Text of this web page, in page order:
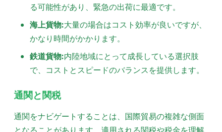
る可能性があり、緊急の出荷に最適です。
海上貨物:大量の場合はコスト効率が良いですが、
かなり時間がかかります。
鉄道貨物:内陸地域にとって成長している選択肢
で、コストとスピードのバランスを提供します。
通関と関税
通関をナビゲートすることは、国際貿易の複雑な側面